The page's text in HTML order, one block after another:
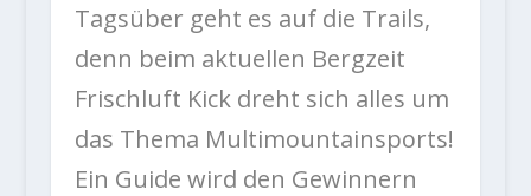
Tagsüber geht es auf die Trails,
denn beim aktuellen Bergzeit
Frischluft Kick dreht sich alles um
das Thema Multimountainsports!
Ein Guide wird den Gewinnern